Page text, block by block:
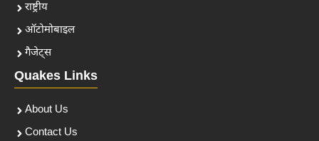
राष्ट्रीय
ऑटोमोबाइल
गैजेट्स
Quakes Links
About Us
Contact Us